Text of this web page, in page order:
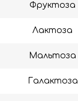
Фруктоза
Лактоза
Мальтоза
Галактоза